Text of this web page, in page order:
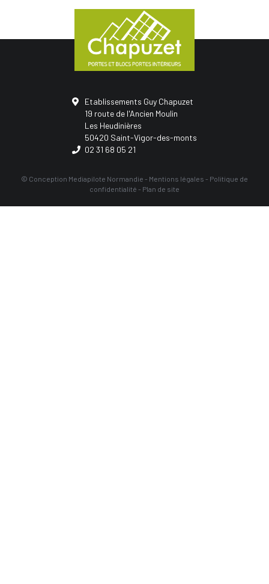
Etablissements Guy Chapuzet
19 route de l'Ancien Moulin
Les Heudinières
50420 Saint-Vigor-des-monts
02 31 68 05 21
© Conception Mediapilote Normandie - Mentions légales - Politique de
confidentialité - Plan de site